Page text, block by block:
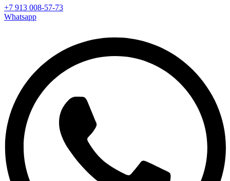
+7 913 008-57-73
Whatsapp